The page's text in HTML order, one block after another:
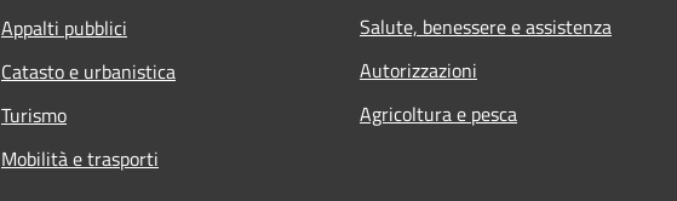
Appalti pubblici
Catasto e urbanistica
Turismo
Mobilità e trasporti
Salute, benessere e assistenza
Autorizzazioni
Agricoltura e pesca